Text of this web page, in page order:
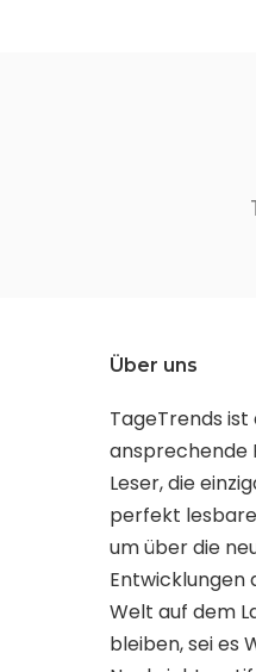
Über uns
TageTrends ist
Leser, die
perfekt
um über die
Entwicklungen
Welt auf dem
bleiben, sei es